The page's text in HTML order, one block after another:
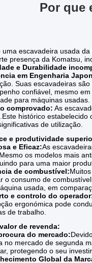
Por que
uma escavadeira usada
presença da Komatsu,
e Durabilidade
em Engenharia
Suas escavadeiras
confiável, mesmo
para máquinas usadas.
comprovado: As
Este histórico
de utilização.
e produtividade
e Eficaz:As
Mesmo os modelos mais
para uma maior
de combustível:
o consumo de combustível.
usada, em
e controlo do
ergonómica pode
de trabalho.
de revenda:
do mercado:
no mercado de segunda
protegendo o seu
Global da